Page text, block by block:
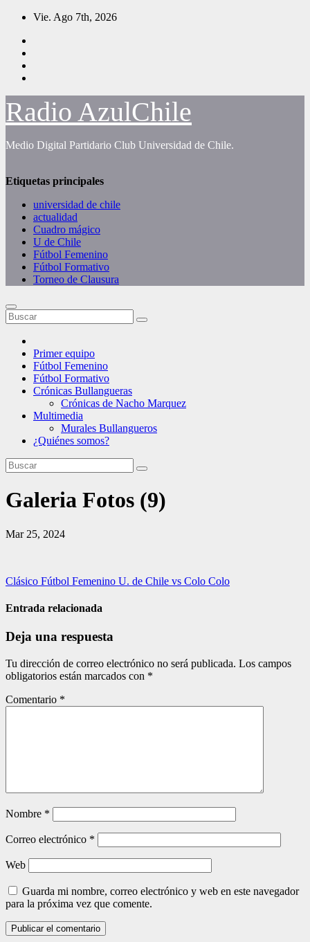
Saltar
contenido
Vie. Ago 7th, 2026
Radio AzulChile
Medio Digital Partidario Club Universidad de Chile.
Etiquetas principales
universidad de chile
actualidad
Cuadro mágico
U de Chile
Fútbol Femenino
Fútbol Formativo
Torneo de Clausura
Primer equipo
Fútbol Femenino
Fútbol Formativo
Crónicas Bullangueras
Crónicas de Nacho Marquez
Multimedia
Murales Bullangueros
¿Quiénes somos?
Galeria Fotos (9)
Mar 25, 2024
Navegación
de
Clásico Fútbol Femenino U. de Chile vs Colo Colo
Entrada relacionada
Deja una respuesta
Tu dirección de correo electrónico no será publicada. Los campos
obligatorios están marcados con *
Comentario *
Nombre *
Correo electrónico *
Web
Guarda mi nombre, correo electrónico y web en este navegador
para la próxima vez que comente.